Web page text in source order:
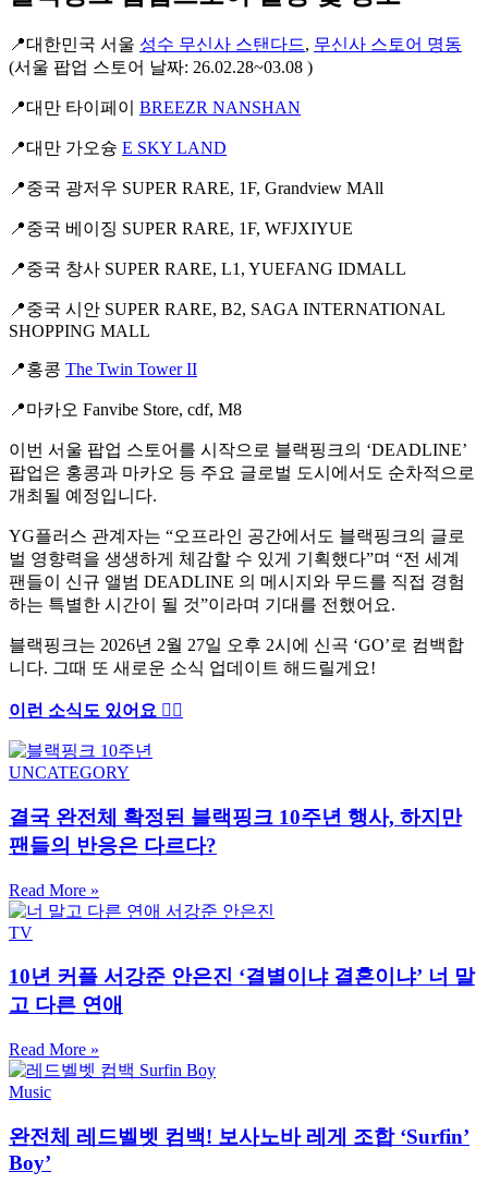
📍대한민국 서울 성수 무신사 스탠다드, 무신사 스토어 명동
(서울 팝업 스토어 날짜: 26.02.28~03.08 )
📍대만 타이페이 BREEZR NANSHAN
📍대만 가오슝 E SKY LAND
📍중국 광저우 SUPER RARE, 1F, Grandview MAll
📍중국 베이징 SUPER RARE, 1F, WFJXIYUE
📍중국 창사 SUPER RARE, L1, YUEFANG IDMALL
📍중국 시안 SUPER RARE, B2, SAGA INTERNATIONAL
SHOPPING MALL
📍홍콩 The Twin Tower II
📍마카오 Fanvibe Store, cdf, M8
이번 서울 팝업 스토어를 시작으로 블랙핑크의 ‘DEADLINE’
팝업은 홍콩과 마카오 등 주요 글로벌 도시에서도 순차적으로
개최될 예정입니다.
YG플러스 관계자는 “오프라인 공간에서도 블랙핑크의 글로
벌 영향력을 생생하게 체감할 수 있게 기획했다”며 “전 세계
팬들이 신규 앨범 DEADLINE 의 메시지와 무드를 직접 경험
하는 특별한 시간이 될 것”이라며 기대를 전했어요.
블랙핑크는 2026년 2월 27일 오후 2시에 신곡 ‘GO’로 컴백합
니다. 그때 또 새로운 소식 업데이트 해드릴게요!
이런 소식도 있어요 ✍🏻
UNCATEGORY
결국 완전체 확정된 블랙핑크 10주년 행사, 하지만
팬들의 반응은 다르다?
Read More »
TV
10년 커플 서강준 안은진 ‘결별이냐 결혼이냐’ 너 말
고 다른 연애
Read More »
Music
완전체 레드벨벳 컴백! 보사노바 레게 조합 ‘Surfin’
Boy’